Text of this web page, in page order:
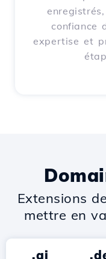
confiance
expertise et
Extensions
mettre en
.ai